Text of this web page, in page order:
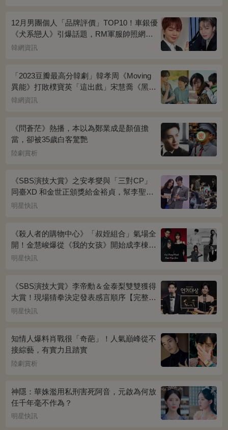
12月男團個人「品牌評價」TOP10！車銀優
《犬系戀人》引爆話題，RM軍服帥照網瘋
傳
韓網資訊
「2023豆瓣最高分韓劇」韓孝周《Moving
異能》打敗樸寶英「這出戲」宋慧喬《黑暗
榮耀》奪冠
韓網資訊
《問蒼茫》熱播，本以為鄭業成是顏值擔
當，卻被35歲白客驚艷
陸劇賞析
《SBS演技大賞》之安孝燮與「三對CP」
同臺XD 和金世正頒獎給金裕貞，幫李聖經
披外套超甜~
明星快訊
《殺人者的購物中心》「叔姪組合」氣場全
開！金慧峻爆從《我的女孩》開始成李棟旭
迷妹~
明星快訊
《SBS演技大賞》李帝勳＆金泰梨雙雙獲得
大賞！現場猜拳決定發表感言順序【完整得
獎名單】
明星快訊
知情人爆料肖戰很「奇葩」！人氣巔峰從不
接綜藝，有實力且踏實
陸劇賞析
神隱：華姝濫用私刑害死阿音，元啟為何放
任千年毫不作為？
明星快訊